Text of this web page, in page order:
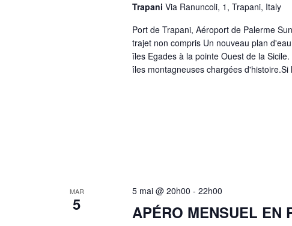
Trapani Via Ranuncoli, 1, Trapani, Italy
Port de Trapani, Aéroport de Palerme
trajet non compris Un nouveau plan
îles Egades à la pointe Ouest de la
îles montagneuses chargées
MAR
5 APÉRO MENSUEL EN
5 mai @ 20h00 - 22h00